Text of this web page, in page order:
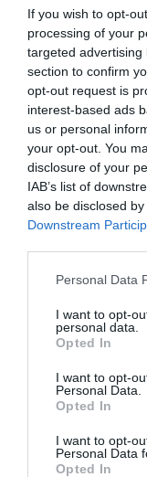
If you wish to opt-
processing of your
targeted
section to confirm
opt-out request is
interest-based ads
us or personal
your opt-out. You
disclosure of your
IAB’s list of
also be disclosed
Downstream
Personal Data
I want to opt-
personal data.
Opted In
I want to opt-
Personal Data.
Opted In
I want to opt-
Personal Data
Opted In
Facebook
Soutenez